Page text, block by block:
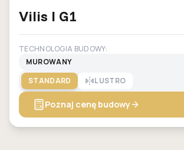
Vilis I G1
TECHNOLOGIA BUDOWY:
MUROWANY
STANDARD
LUSTRO
Poznaj cenę budowy